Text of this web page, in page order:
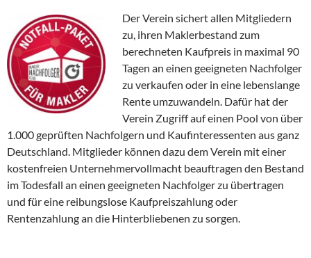
Der Verein sichert allen Mitgliedern
zu, ihren Maklerbestand zum
berechneten Kaufpreis in maximal 90
Tagen an einen geeigneten Nachfolger
zu verkaufen oder in eine lebenslange
Rente umzuwandeln. Dafür hat der
Verein Zugriff auf einen Pool von über
1.000 geprüften Nachfolgern und Kaufinteressenten aus ganz
Deutschland. Mitglieder können dazu dem Verein mit einer
kostenfreien Unternehmervollmacht beauftragen den Bestand
im Todesfall an einen geeigneten Nachfolger zu übertragen
und für eine reibungslose Kaufpreiszahlung oder
Rentenzahlung an die Hinterbliebenen zu sorgen.